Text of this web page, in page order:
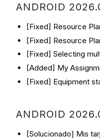
ANDROID
[Fixed] Resource
[Fixed] Resource
[Fixed] Selecting
[Added] My
[Fixed] Equipment
ANDROID
[Solucionado] Mis